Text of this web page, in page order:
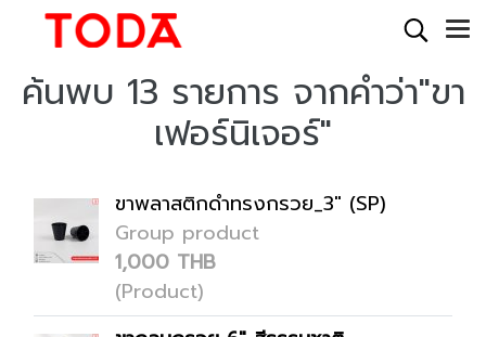
ค้นพบ 13 รายการ จากคำว่า"ขา
เฟอร์นิเจอร์"
ขาพลาสติกดำทรงกรวย_3" (SP)
Group product
1,000 THB
(Product)